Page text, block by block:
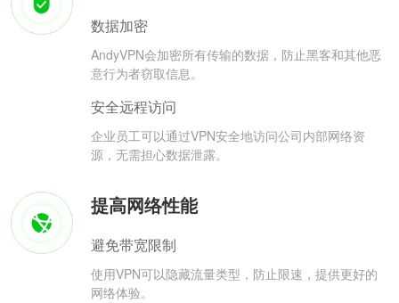
数据加密
AndyVPN会加密所有传输的数据，防止黑客和其他恶
意行为者窃取信息。
安全远程访问
企业员工可以通过VPN安全地访问公司内部网络资
源，无需担心数据泄露。
提高网络性能
避免带宽限制
使用VPN可以隐藏流量类型，防止限速，提供更好的
网络体验。